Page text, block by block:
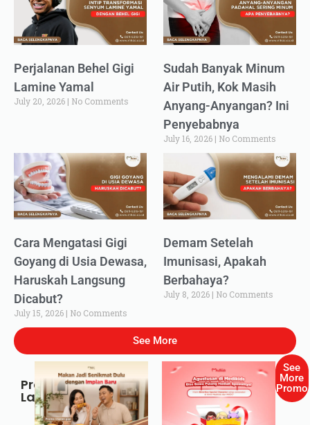
Perjalanan Behel Gigi
Lamine Yamal
July 20, 2026 No Comments
Sudah Banyak Minum
Air Putih, Kok Masih
Anyang-Anyangan? Ini
Penyebabnya
July 16, 2026 No Comments
Cara Mengatasi Gigi
Goyang di Usia Dewasa,
Haruskah Langsung
Dicabut?
July 15, 2026 No Comments
Demam Setelah
Imunisasi, Apakah
Berbahaya?
July 8, 2026 No Comments
See More
Promo
Lainnya
See
More
Promo